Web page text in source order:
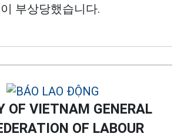
부상당했습니다.
OF VIETNAM GENERAL
OF LABOUR